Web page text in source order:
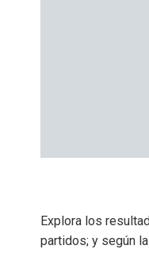
Explora los
partidos; y según